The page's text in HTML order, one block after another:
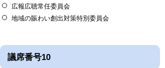
広報広聴常任委員会
地域の賑わい創出対策特別委員会
議席番号10